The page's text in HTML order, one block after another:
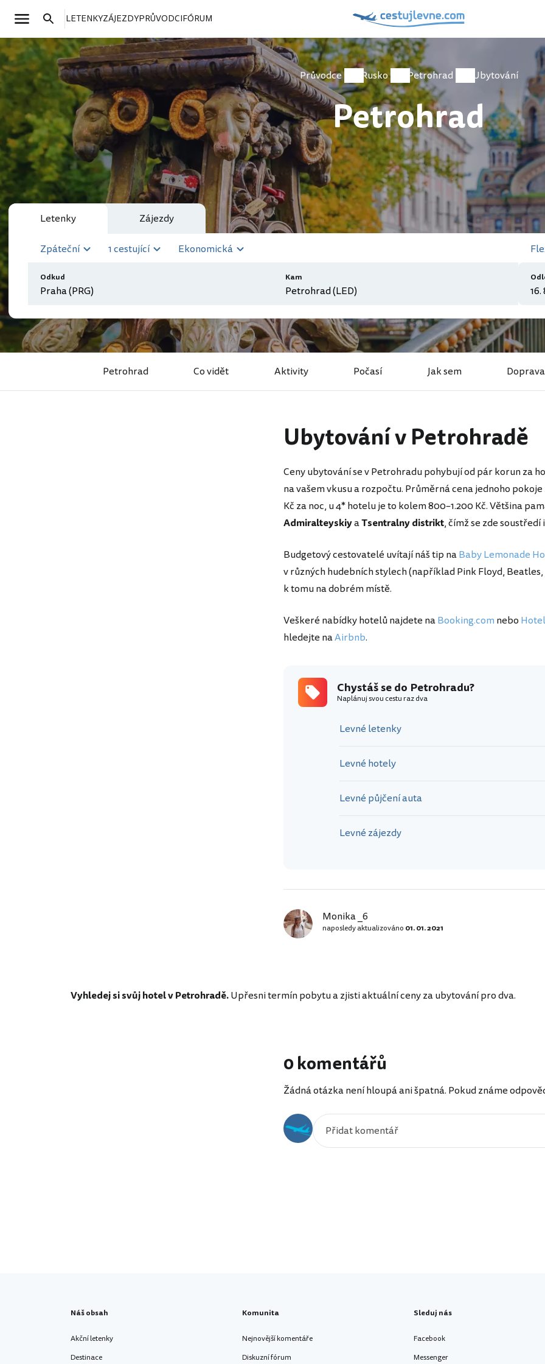
LETENKYZÁJEZDYPRŮVODCIFÓRUM
Průvodce Rusko Petrohrad Ubytování
Petrohrad
Letenky Zájezdy
Zpáteční 1 cestující Ekonomická
Odkud Kam
Petrohrad Co vidět Aktivity Počasí Jak sem Doprava
Ubytování v Petrohradě
Ceny ubytování se v Petrohradu pohybují od pár korun za
na vašem vkusu a rozpočtu. Průměrná cena jednoho
Kč za noc, u 4* hotelu je to kolem 800–1.200 Kč. Většina
AdmiralteyskiyaTsentralny distrikt, čímž se zde
Budgetový cestovatelé uvítají náš tip naBaby Lemonade
v různých hudebních stylech (například Pink Floyd,
k tomu na dobrém místě.
Veškeré nabídky hotelů najdete naBooking.com nebo
hledejte naAirbnb.
Chystáš se do Petrohradu?
Naplánuj svou cestu raz dva
Levné letenky
Levné hotely
Levné půjčení auta
Levné zájezdy
Monika _6
naposledy aktualizováno 01. 01. 2021
Vyhledej si svůj hotel v Petrohradě.Upřesni termín pobytu a zjisti aktuální ceny za ubytování pro dva.
0 komentářů
Žádná otázka není hloupá ani špatná. Pokud známe
Náš obsah
Akční letenky
Destinace
Komunita
Nejnovější komentáře
Diskuzní fórum
Sleduj nás
Facebook
Messenger